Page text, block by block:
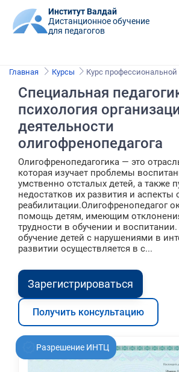
Институт Валдай
Дистанционное обучение
для педагогов
Главная Курсы Курс профессиональной
Специальная
психология
деятельности
олигофренопедагога
Олигофренопедагогика — это
которая изучает проблемы
умственно отсталых детей, а также
недостатков их развития и аспекты
реабилитации.Олигофренопедагог
помощь детям, имеющим
трудности в обучении и
обучение детей с нарушениями в
развитии осуществляется в с...
Зарегистрироваться
Получить консультацию
Разрешение ИНТЦ